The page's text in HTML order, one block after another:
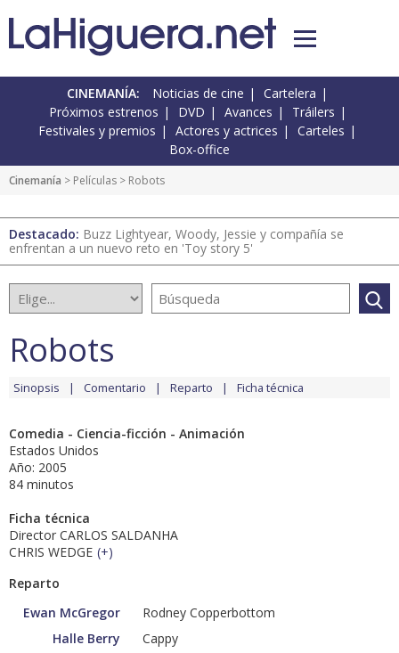
CINEMANÍA: Noticias de cine
Cartelera
Próximos estrenos
DVD Avances
Tráilers
Festivales y premios
Actores y actrices
Carteles
Box-office
Cinemanía > Películas > Robots
Destacado: Buzz Lightyear, Woody, Jessie y compañía se
enfrentan a un nuevo reto en 'Toy story 5'
Robots
Sinopsis Comentario Reparto Ficha técnica
Comedia - Ciencia-ficción - Animación
Estados Unidos
Año: 2005
84 minutos
Ficha técnica
Director CARLOS SALDANHA
CHRIS WEDGE (+)
Reparto
Ewan McGregor
Rodney Copperbottom
Halle Berry
Cappy